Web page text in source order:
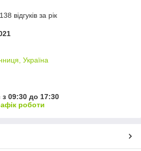
відгуків за рік
Україна
09:30 до 17:30
роботи